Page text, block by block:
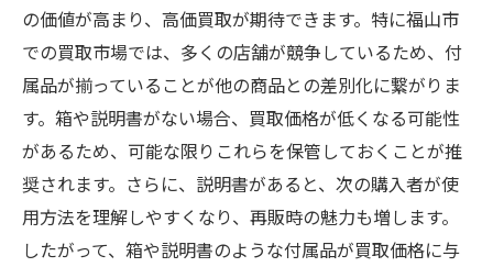
の価値が高まり、高価買取が期待できます。特に福山市
での買取市場では、多くの店舗が競争しているため、付
属品が揃っていることが他の商品との差別化に繋がりま
す。箱や説明書がない場合、買取価格が低くなる可能性
があるため、可能な限りこれらを保管しておくことが推
奨されます。さらに、説明書があると、次の購入者が使
用方法を理解しやすくなり、再販時の魅力も増します。
したがって、箱や説明書のような付属品が買取価格に与